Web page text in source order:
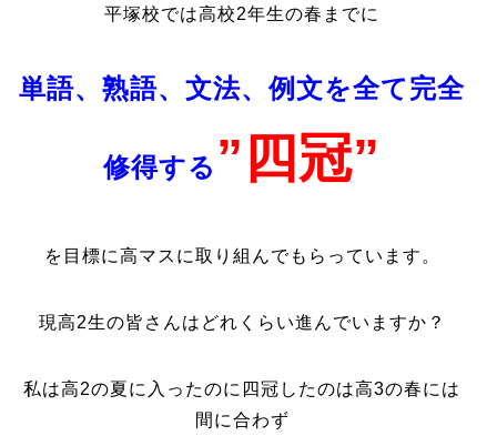
平塚校では高校2年生の春までに
単語、熟語、文法、例文を全て完全
修得する ”四冠”
を目標に高マスに取り組んでもらっています。
現高2生の皆さんはどれくらい進んでいますか？
私は高2の夏に入ったのに四冠したのは高3の春には
間に合わず